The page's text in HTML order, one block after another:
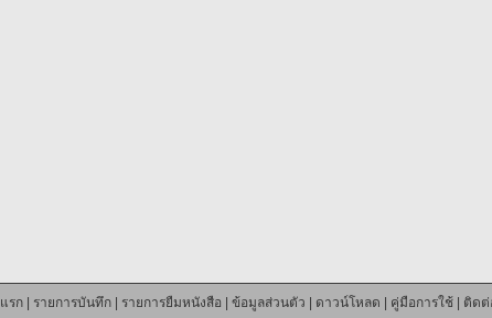
รก| รายการบันทึก| รายการยืมหนังสือ ข้อมูลส่วนตัว ดาวน์โหลด คู่มือการใช้| ติดต่